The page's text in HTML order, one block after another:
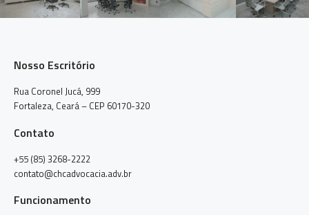
Nosso Escritório
Rua Coronel Jucá, 999
Fortaleza, Ceará – CEP 60170-320
Contato
+55 (85) 3268-2222
contato@chcadvocacia.adv.br
Funcionamento